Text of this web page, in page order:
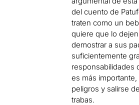
del cuento de
traten como un
quiere que lo
demostrar a sus
suficientemente
responsabilidades
es más
peligros y salirse
trabas.